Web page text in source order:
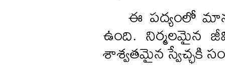
ఈ పద్యంలో
ఉంది. నిర్మలమైన
శాశ్వతమైన స్వేచ్ఛకి